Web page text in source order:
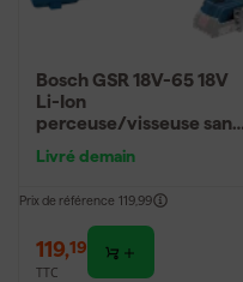
Bosch GSR 18V-65 18V
Li-Ion
perceuse/visseuse sans
Livré demain
Prix de référence 119,99
119,19
TTC